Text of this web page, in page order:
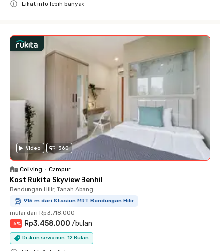
Lihat info lebih banyak
Video 360
Coliving • Campur
Kost Rukita Skyview Benhil
Bendungan Hilir, Tanah Abang
915 m dari Stasiun MRT Bendungan Hilir
mulai dari Rp3.718.000
-6% Rp3.458.000 /bulan
Diskon sewa min. 12 Bulan